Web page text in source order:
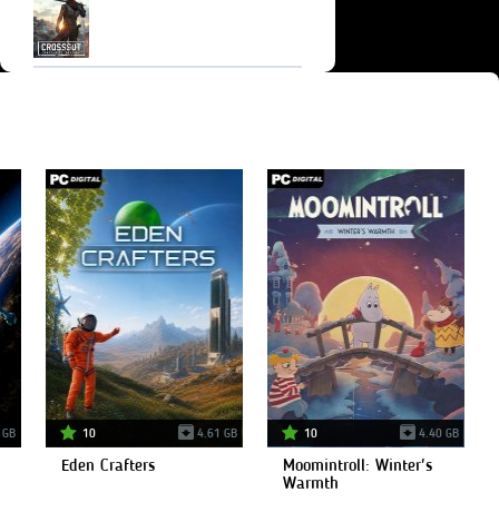
10 4.61 GB
Eden Crafters
10 4.40 GB
Moomintroll: Winter's
Warmth